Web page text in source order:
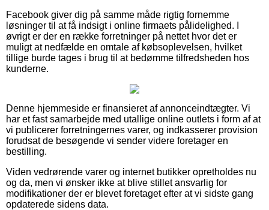
Facebook giver dig på samme måde rigtig fornemme
løsninger til at få indsigt i online firmaets pålidelighed. I
øvrigt er der en række forretninger på nettet hvor det er
muligt at nedfælde en omtale af købsoplevelsen, hvilket
tillige burde tages i brug til at bedømme tilfredsheden hos
kunderne.
Denne hjemmeside er finansieret af annonceindtægter. Vi
har et fast samarbejde med utallige online outlets i form af at
vi publicerer forretningernes varer, og indkasserer provision
forudsat de besøgende vi sender videre foretager en
bestilling.
Viden vedrørende varer og internet butikker opretholdes nu
og da, men vi ønsker ikke at blive stillet ansvarlig for
modifikationer der er blevet foretaget efter at vi sidste gang
opdaterede sidens data.